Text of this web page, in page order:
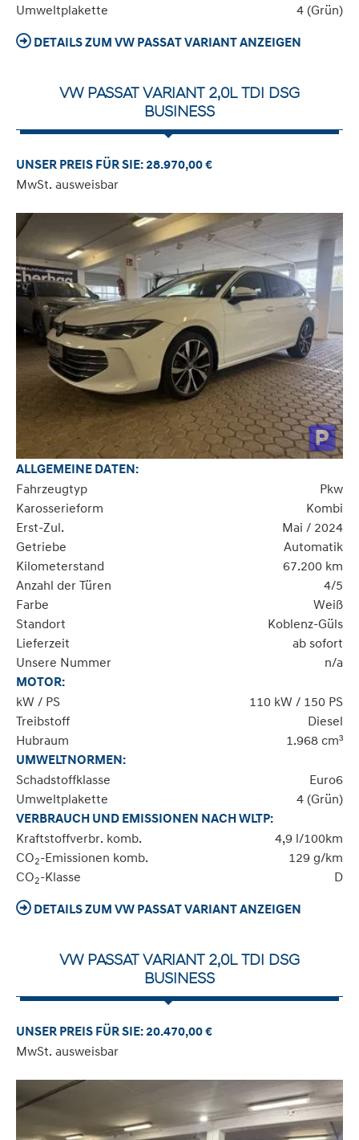
Umweltplakette
4 (Grün)
DETAILS ZUM VW PASSAT VARIANT ANZEIGEN
VW PASSAT VARIANT 2,0L TDI DSG
BUSINESS
UNSER PREIS FÜR SIE: 28.970,00 €
MwSt. ausweisbar
ALLGEMEINE DATEN:
Fahrzeugtyp
Pkw
Karosserieform
Kombi
Erst-Zul.
Mai / 2024
Getriebe
Automatik
Kilometerstand
67.200 km
Anzahl der Türen
4/5
Farbe
Weiß
Standort
Koblenz-Güls
Lieferzeit
ab sofort
Unsere Nummer
n/a
MOTOR:
kW / PS
110 kW / 150 PS
Treibstoff
Diesel
Hubraum
1.968 cm³
UMWELTNORMEN:
Schadstoffklasse
Euro6
Umweltplakette
4 (Grün)
VERBRAUCH UND EMISSIONEN NACH WLTP:
Kraftstoffverbr. komb.
4,9 l/100km
CO2-Emissionen komb.
129 g/km
CO2-Klasse D
DETAILS ZUM VW PASSAT VARIANT ANZEIGEN
VW PASSAT VARIANT 2,0L TDI DSG
BUSINESS
UNSER PREIS FÜR SIE: 20.470,00 €
MwSt. ausweisbar